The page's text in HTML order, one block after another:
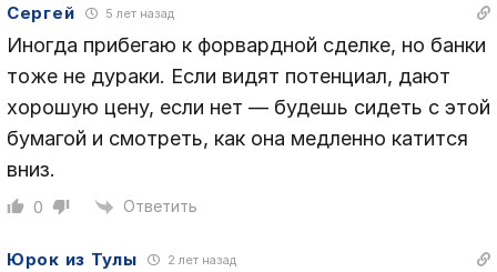
Сергей 5 лет назад
Иногда прибегаю к форвардной сделке, но банки
тоже не дураки. Если видят потенциал, дают
хорошую цену, если нет — будешь сидеть с этой
бумагой и смотреть, как она медленно катится
вниз.
0 Ответить
Юрок из Тулы 2 лет назад